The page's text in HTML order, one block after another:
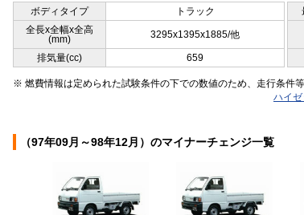
ボディタイプ トラック
全長x全幅x全高
(mm)
3295x1395x1885/他
排気量(cc) 659
※ 燃費情報は定められた試験条件の下での数値のため、走行条件
ハイ
（97年09月～98年12月）のマイナーチェンジ一覧